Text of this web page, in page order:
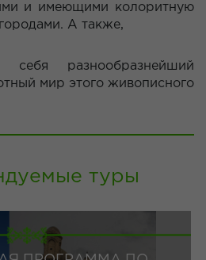
и имеющими колоритную
А также,
разнообразнейший
мир этого живописного
туры